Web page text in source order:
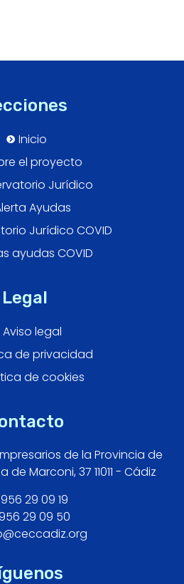
Inicio
el proyecto
Jurídico
Ayudas
Jurídico COVID
ayudas COVID
Legal
Aviso legal
de privacidad
de cookies
de la Provincia de
de Marconi, 37 11011 - Cádiz
956 29 09 19
29 09 50